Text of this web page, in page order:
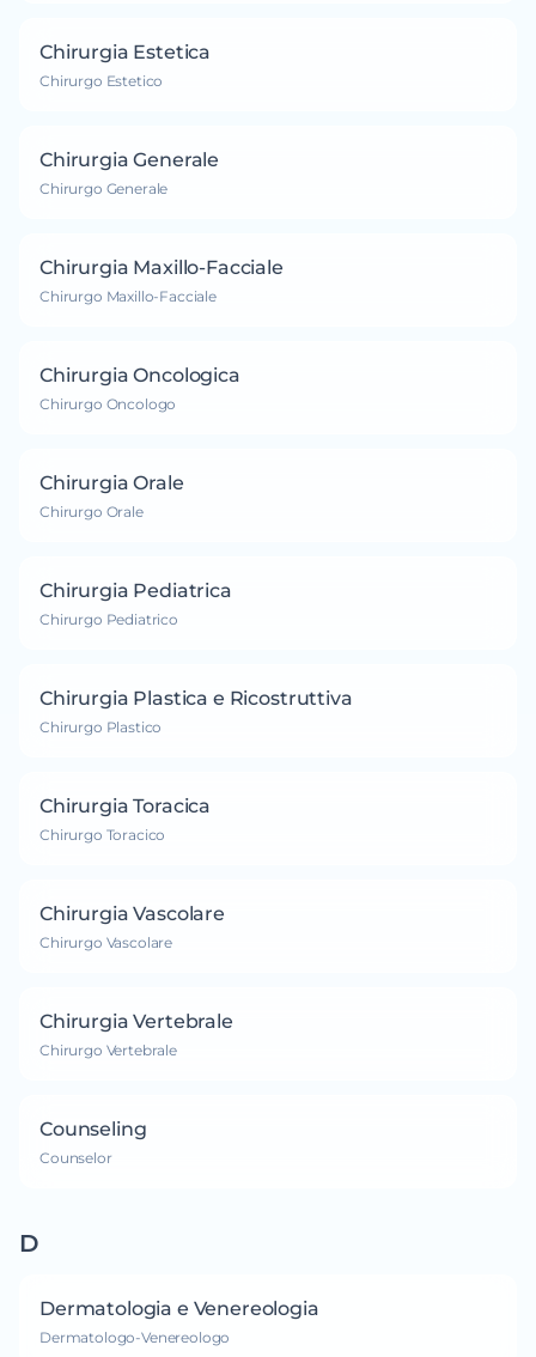
Chirurgia Estetica
Chirurgo Estetico
Chirurgia Generale
Chirurgo Generale
Chirurgia Maxillo-Facciale
Chirurgo Maxillo-Facciale
Chirurgia Oncologica
Chirurgo Oncologo
Chirurgia Orale
Chirurgo Orale
Chirurgia Pediatrica
Chirurgo Pediatrico
Chirurgia Plastica e Ricostruttiva
Chirurgo Plastico
Chirurgia Toracica
Chirurgo Toracico
Chirurgia Vascolare
Chirurgo Vascolare
Chirurgia Vertebrale
Chirurgo Vertebrale
Counseling
Counselor
D
Dermatologia e Venereologia
Dermatologo-Venereologo